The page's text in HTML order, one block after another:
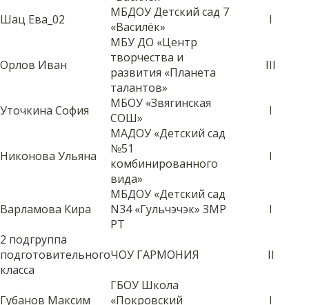
Шац Ева_02
МБДОУ Детский сад 7
«Василёк»
I
Орлов Иван
МБУ ДО «Центр
творчества и
развития «Планета
талантов»
III
Уточкина София
МБОУ «Звягинская
СОШ»
I
Никонова Ульяна
МАДОУ «Детский сад
№51
комбинированного
вида»
I
Варламова Кира
МБДОУ «Детский сад
N34 «Гульчэчэк» ЗМР
РТ
I
2 подгруппа
подготовительного
класса
ЧОУ ГАРМОНИЯ II
Губанов Максим
ГБОУ Школа
«Покровский
I